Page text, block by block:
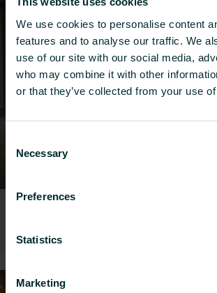
We use cookies to personalise content
features and to analyse our traffic. We
use of our site with our social media,
who may combine it with other
or that they’ve collected from your use
Selection
Necessary
Preferences
Statistics
Marketing